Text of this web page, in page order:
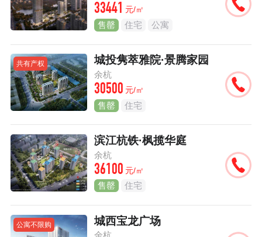
33441 元/㎡
售罄 住宅 公寓
共有产权 城投隽萃雅院·景腾家园
余杭
30500 元/㎡
售罄 住宅
滨江杭铁·枫揽华庭
余杭
36100 元/㎡
售罄 住宅
公寓不限购 城西宝龙广场